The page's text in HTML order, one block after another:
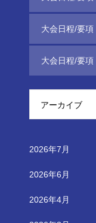
大会日程/要項
大会日程/要
盟）
アーカイブ
2026年7月
2026年6月
2026年4月